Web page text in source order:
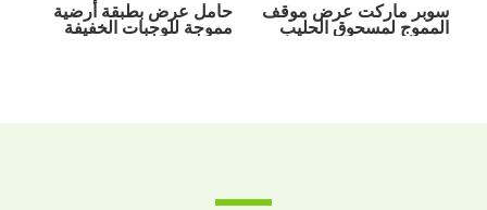
حامل عرض بطبقة أرضية
مموجة للوجبات الخفيفة
سوبر ماركت عرض موقف
المموج لمسحوق الحليب